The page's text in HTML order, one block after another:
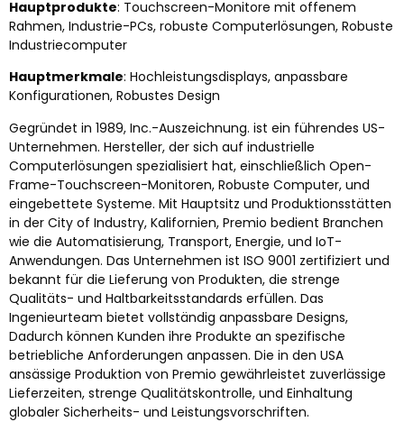
Hauptprodukte: Touchscreen-Monitore mit offenem
Rahmen, Industrie-PCs, robuste Computerlösungen, Robuste
Industriecomputer
Hauptmerkmale: Hochleistungsdisplays, anpassbare
Konfigurationen, Robustes Design
Gegründet in 1989, Inc.-Auszeichnung. ist ein führendes US-
Unternehmen. Hersteller, der sich auf industrielle
Computerlösungen spezialisiert hat, einschließlich Open-
Frame-Touchscreen-Monitoren, Robuste Computer, und
eingebettete Systeme. Mit Hauptsitz und Produktionsstätten
in der City of Industry, Kalifornien, Premio bedient Branchen
wie die Automatisierung, Transport, Energie, und IoT-
Anwendungen. Das Unternehmen ist ISO 9001 zertifiziert und
bekannt für die Lieferung von Produkten, die strenge
Qualitäts- und Haltbarkeitsstandards erfüllen. Das
Ingenieurteam bietet vollständig anpassbare Designs,
Dadurch können Kunden ihre Produkte an spezifische
betriebliche Anforderungen anpassen. Die in den USA
ansässige Produktion von Premio gewährleistet zuverlässige
Lieferzeiten, strenge Qualitätskontrolle, und Einhaltung
globaler Sicherheits- und Leistungsvorschriften.